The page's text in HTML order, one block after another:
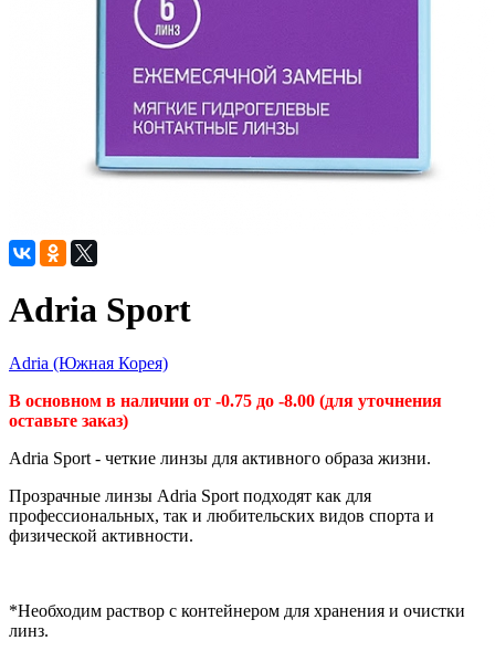
Adria Sport
Adria (Южная Корея)
В основном в наличии от -0.75 до -8.00 (для уточнения
оставьте заказ)
Adria Sport- четкие линзы для активного образа жизни.
Прозрачные линзы Adria Sport подходят как для
профессиональных, так и любительских видов спорта и
физической активности.
*Необходим раствор с контейнером для хранения и очистки
линз.